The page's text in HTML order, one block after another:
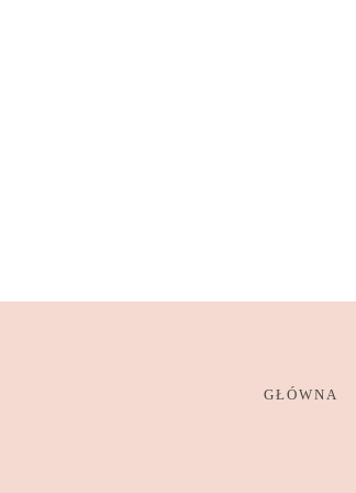
GŁÓWNA